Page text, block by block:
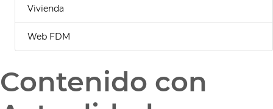
Vivienda
Web FDM
Contenido con